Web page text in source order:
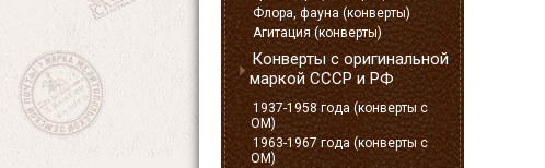
Флора, фауна (конверты)
Агитация (конверты)
Конверты с оригинальной
маркой СССР и РФ
1937-1958 года (конверты с
ОМ)
1963-1967 года (конверты с
ОМ)